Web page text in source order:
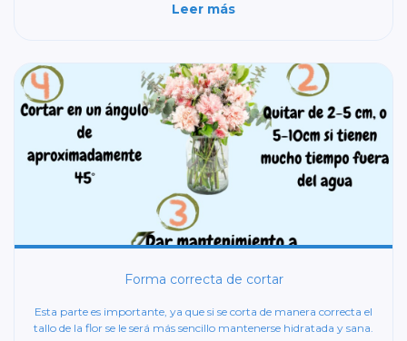
Leer más
Forma correcta de cortar
Esta parte es importante, ya que si se corta de manera correcta el
tallo de la flor se le será más sencillo mantenerse hidratada y sana.